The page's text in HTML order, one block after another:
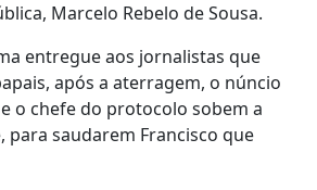
Marcelo Rebelo de Sousa.
entregue aos jornalistas que
após a aterragem, o núncio
o chefe do protocolo sobem a
para saudarem Francisco que